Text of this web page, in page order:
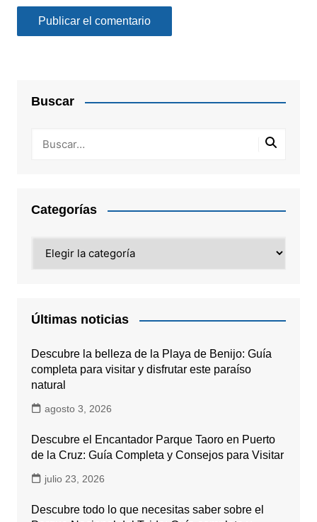
Buscar
Categorías
Últimas noticias
Descubre la belleza de la Playa de Benijo: Guía
completa para visitar y disfrutar este paraíso
natural
agosto 3, 2026
Descubre el Encantador Parque Taoro en Puerto
de la Cruz: Guía Completa y Consejos para Visitar
julio 23, 2026
Descubre todo lo que necesitas saber sobre el